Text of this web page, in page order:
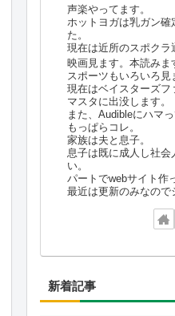
声楽やってます。
ホットヨガは乳ガン確
た。
現在は近所のスポクラ
映画見ます。本読みま
スポーツもいろいろ見
現在はベイスターズフ
マスタに出没します。
また、Audibleにハマ
もっぱらコレ。
家族は夫と息子。
息子は既に成人し社会
い。
パートでwebサイト作
最近は更新のみなので
新着記事